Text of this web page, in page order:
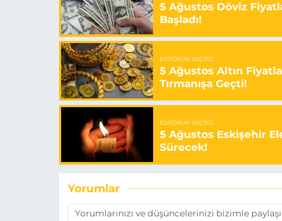
5 Ağustos Döviz
Başladı!
EDITÖRÜN SEÇTIĞI
5 Ağustos Altın
Tırmanışa Geçti!
EDITÖRÜN SEÇTIĞI
5 Ağustos Eskişehir
Sürecek!
Yorumlar